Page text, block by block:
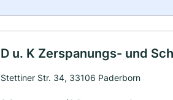
D u. K Zerspanungs- und
Stettiner Str. 34, 33106 Paderborn